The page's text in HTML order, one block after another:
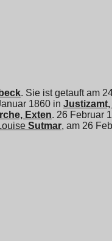
. Sie ist getauft am
1860 in
Exten. 26 Februar
Sutmar, am 26